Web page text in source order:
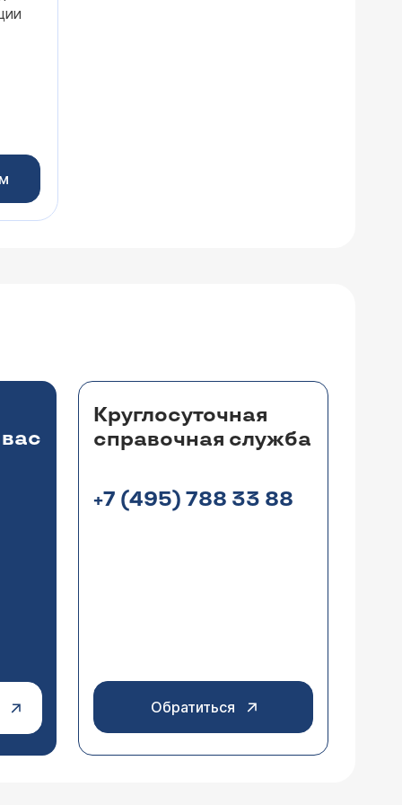
Круглосуточная
справочная служба
+7 (495) 788 33 88
Обратиться